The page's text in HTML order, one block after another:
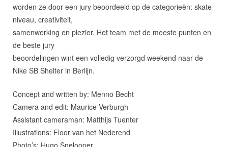
worden ze door een jury beoordeeld op de categorieën: skate
niveau, creativiteit,
samenwerking en plezier. Het team met de meeste punten en
de beste jury
beoordelingen wint een volledig verzorgd weekend naar de
Nike SB Shelter in Berlijn.
Concept and written by: Menno Becht
Camera and edit: Maurice Verburgh
Assistant cameraman: Matthijs Tuenter
Illustrations: Floor van het Nederend